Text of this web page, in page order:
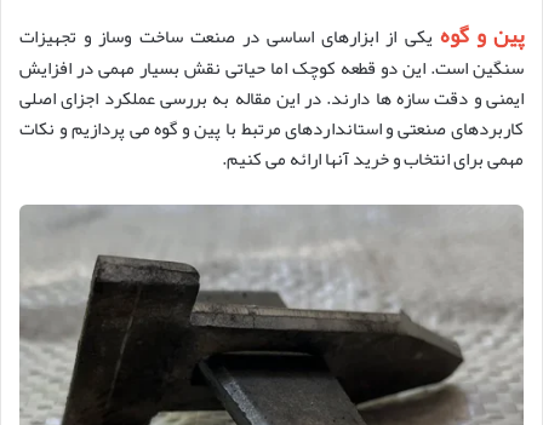
پین و گوه یکی از ابزارهای اساسی در صنعت ساخت وساز و تجهیزات
سنگین است. این دو قطعه کوچک اما حیاتی نقش بسیار مهمی در افزایش
ایمنی و دقت سازه ها دارند. در این مقاله به بررسی عملکرد اجزای اصلی
کاربردهای صنعتی و استانداردهای مرتبط با پین و گوه می پردازیم و نکات
مهمی برای انتخاب و خرید آنها ارائه می کنیم.